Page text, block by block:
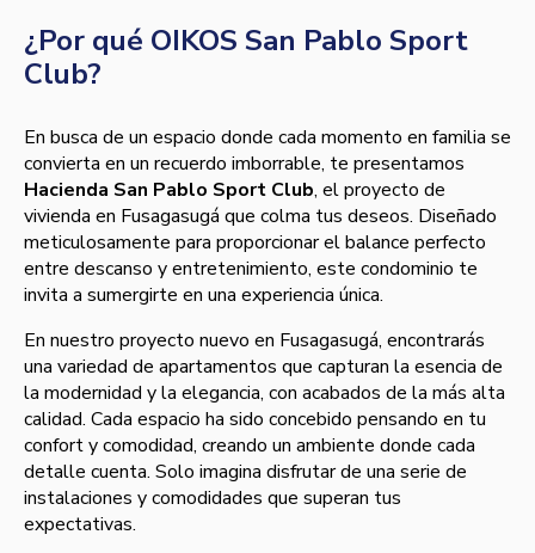
¿Por qué OIKOS San Pablo Sport
Club?
En busca de un espacio donde cada momento en familia se
convierta en un recuerdo imborrable, te presentamos
Hacienda San Pablo Sport Club, el proyecto de
vivienda en Fusagasugá que colma tus deseos. Diseñado
meticulosamente para proporcionar el balance perfecto
entre descanso y entretenimiento, este condominio te
invita a sumergirte en una experiencia única.
En nuestro proyecto nuevo en Fusagasugá, encontrarás
una variedad de apartamentos que capturan la esencia de
la modernidad y la elegancia, con acabados de la más alta
calidad. Cada espacio ha sido concebido pensando en tu
confort y comodidad, creando un ambiente donde cada
detalle cuenta. Solo imagina disfrutar de una serie de
instalaciones y comodidades que superan tus
expectativas.